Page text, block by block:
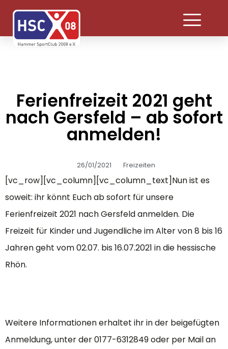
Ferienfreizeit 2021 geht
nach Gersfeld – ab sofort
anmelden!
26/01/2021 Freizeiten
[vc_row][vc_column][vc_column_text]Nun ist es
soweit: ihr könnt Euch ab sofort für unsere
Ferienfreizeit 2021 nach Gersfeld anmelden. Die
Freizeit für Kinder und Jugendliche im Alter von 8 bis 16
Jahren geht vom 02.07. bis 16.07.2021 in die hessische
Rhön.
Weitere Informationen erhaltet ihr in der beigefügten
Anmeldung, unter der 0177-6312849 oder per Mail an